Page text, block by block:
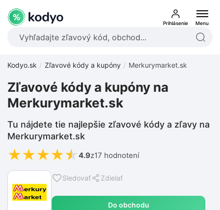
Prihlásenie Menu
Kodyo.sk Zľavové kódy a kupóny Merkurymarket.sk
Sledovať Zdielať
Do obchodu
Zľavové kódy a kupóny na
Merkurymarket.sk
Tu nájdete tie najlepšie zľavové kódy a zľavy na
Merkurymarket.sk
★★★★★ 4.9z17 hodnotení